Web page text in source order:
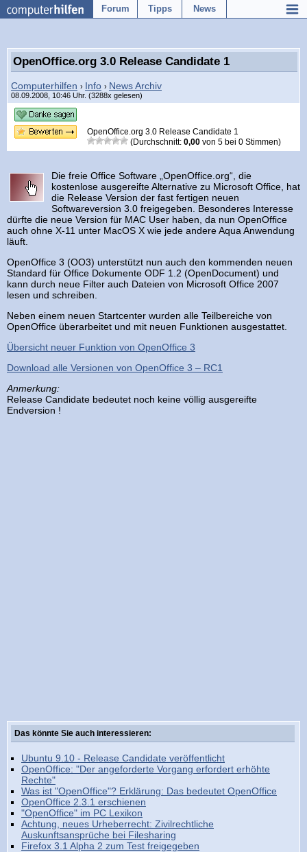
Forum Tipps News
OpenOffice.org 3.0 Release Candidate 1
Computerhilfen › Info › News Archiv
08.09.2008, 10:46 Uhr. (3288x gelesen)
OpenOffice.org 3.0 Release Candidate 1
(Durchschnitt: 0,00 von 5 bei 0 Stimmen)
Die freie Office Software „OpenOffice.org“, die
kostenlose ausgereifte Alternative zu Microsoft Office, hat
die Release Version der fast fertigen neuen
Softwareversion 3.0 freigegeben. Besonderes Interesse
dürfte die neue Version für MAC User haben, da nun OpenOffice
auch ohne X-11 unter MacOS X wie jede andere Aqua Anwendung
läuft.
OpenOffice 3 (OO3) unterstützt nun auch den kommenden neuen
Standard für Office Dokumente ODF 1.2 (OpenDocument) und
kann durch neue Filter auch Dateien von Microsoft Office 2007
lesen und schreiben.
Neben einem neuen Startcenter wurden alle Teilbereiche von
OpenOffice überarbeitet und mit neuen Funktionen ausgestattet.
Übersicht neuer Funktion von OpenOffice 3
Download alle Versionen von OpenOffice 3 – RC1
Anmerkung:
Release Candidate bedeutet noch keine völlig ausgereifte
Endversion !
Das könnte Sie auch interessieren:
Ubuntu 9.10 - Release Candidate veröffentlicht
OpenOffice: "Der angeforderte Vorgang erfordert erhöhte
Rechte"
Was ist "OpenOffice"? Erklärung: Das bedeutet OpenOffice
OpenOffice 2.3.1 erschienen
"OpenOffice" im PC Lexikon
Achtung, neues Urheberrecht: Zivilrechtliche
Auskunftsansprüche bei Filesharing
Firefox 3.1 Alpha 2 zum Test freigegeben